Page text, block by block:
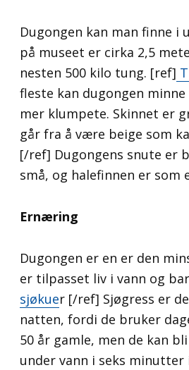
Dugongen kan man finne i
på museet er cirka 2,5
nesten 500 kilo tung. [ref]
fleste kan dugongen
mer klumpete. Skinnet er
går fra å være beige som
[/ref] Dugongens snute er
små, og halefinnen er som
Ernæring
Dugongen er en er den
er tilpasset liv i vann og
sjøkuer [/ref] Sjøgress er
natten, fordi de bruker
50 år gamle, men de kan
under vann i seks